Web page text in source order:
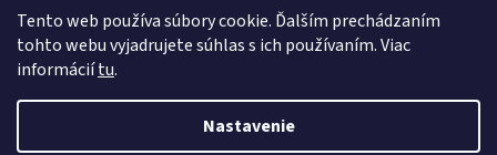
Tento web používa súbory cookie. Ďalším prechádzaním
tohto webu vyjadrujete súhlas s ich používaním. Viac
informáciítu.
Nastavenie
Moja objednávka
Vytvoril Shoptet